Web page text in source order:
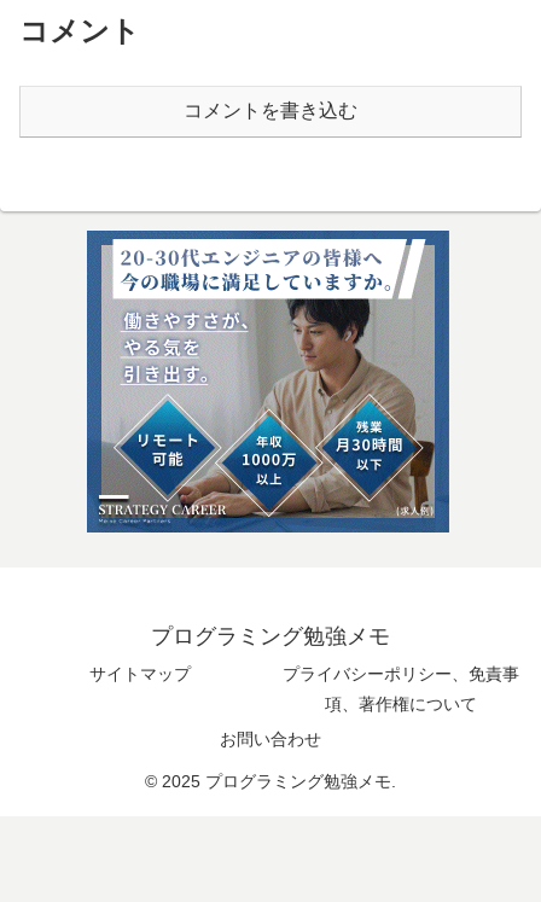
コメント
コメントを書き込む
プログラミング勉強メモ
サイトマップ
プライバシーポリシー、免責事
項、著作権について
お問い合わせ
© 2025 プログラミング勉強メモ.